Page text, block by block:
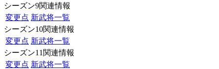
シーズン9関連情報
変更点 新武将一覧
シーズン10関連情報
変更点 新武将一覧
シーズン11関連情報
変更点 新武将一覧